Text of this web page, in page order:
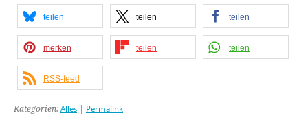
teilen teilen teilen
merken teilen teilen
RSS-feed
Kategorien: Alles Permalink